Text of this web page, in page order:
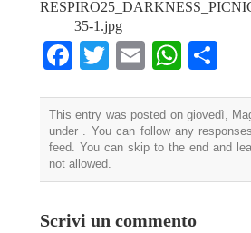
35-1.jpg
Facebook
TwitterEmail
This entry was posted on giovedì,
under . You can follow any
feed. You can skip to the end and
not allowed.
Scrivi un commento